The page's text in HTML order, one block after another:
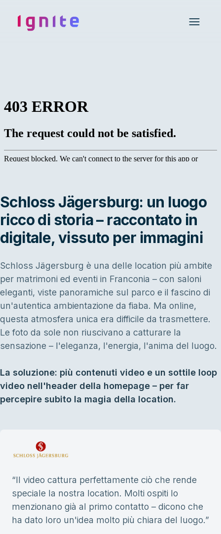
Ignite • Video Experience Cloud
Open
Schloss Jägersburg: un luogo
ricco di storia – raccontato in
digitale, vissuto per immagini
Schloss Jägersburg è una delle location più ambite
per matrimoni ed eventi in Franconia – con saloni
eleganti, viste panoramiche sul parco e il fascino di
un'autentica ambientazione da fiaba. Ma online,
questa atmosfera unica era difficile da trasmettere.
Le foto da sole non riuscivano a catturare la
sensazione – l'eleganza, l'energia, l'anima del luogo.
La soluzione: più contenuti video e un sottile loop
video nell'header della homepage – per far
percepire subito la magia della location.
“Il video cattura perfettamente ciò che rende
speciale la nostra location. Molti ospiti lo
menzionano già al primo contatto – dicono che
ha dato loro un'idea molto più chiara del luogo.”